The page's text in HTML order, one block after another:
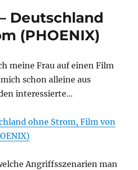
Deutschland
(PHOENIX)
meine Frau auf einen Film
schon alleine aus
interessierte…
ohne Strom, Film von
Angriffsszenarien man